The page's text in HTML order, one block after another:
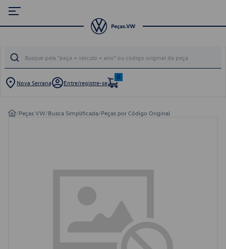
Nova Serrana Entre/registre-se
0
/Peças VW/Busca Simplificada/Peças por Código Original